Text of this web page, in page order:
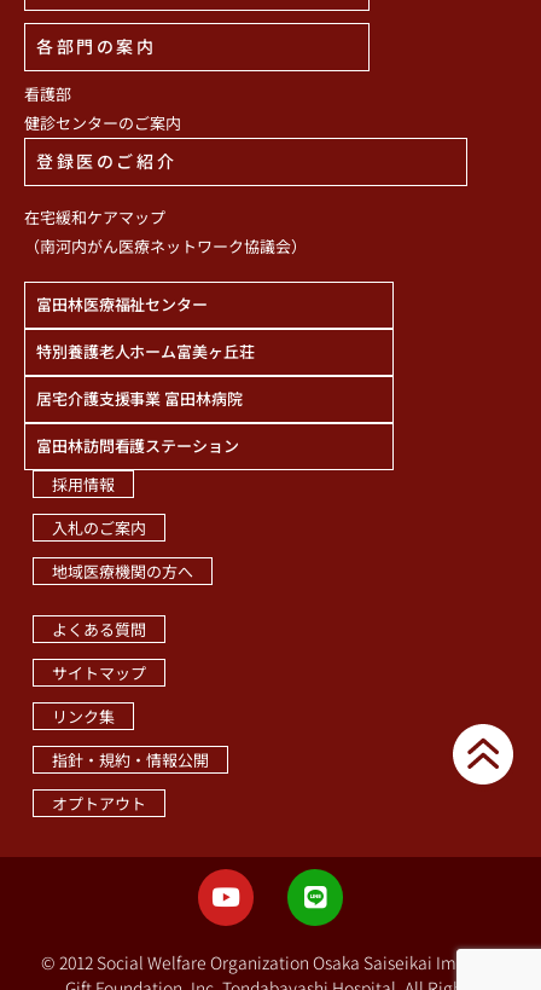
各部門の案内
看護部
健診センターのご案内
登録医のご紹介
在宅緩和ケアマップ
（南河内がん医療ネットワーク協議会）
富田林医療福祉センター
特別養護老人ホーム富美ヶ丘荘
居宅介護支援事業 富田林病院
富田林訪問看護ステーション
採用情報
入札のご案内
地域医療機関の方へ
よくある質問
サイトマップ
リンク集
指針・規約・情報公開
オプトアウト
© 2012 Social Welfare Organization Osaka Saiseikai Imperial